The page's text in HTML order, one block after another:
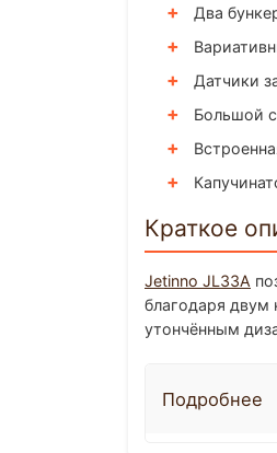
Два
Датчики
Большой
Краткое
Jetinno JL33A
благодаря двум
утончённым
Подробнее